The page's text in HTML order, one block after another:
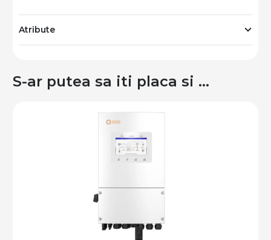
Atribute
S-ar putea sa iti placa si …